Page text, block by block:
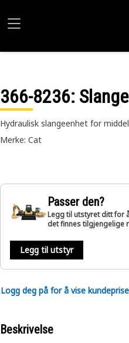
366-8236:
Hydraulisk slangeenhet for
Merke: Cat
Passer den?
Legg til utstyret ditt for
det finnes tilgjengelige
Legg til utstyr
Logg deg på for å vise
Beskrivelse